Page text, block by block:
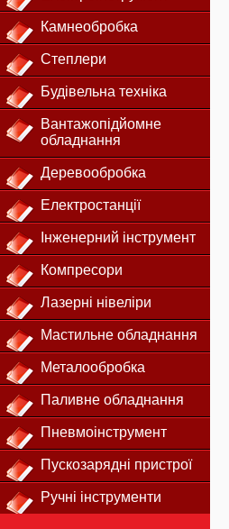
Камнеобробка
Степлери
Будівельна техніка
Вантажопідйомне
обладнання
Деревообробка
Електростанції
Інженерний інструмент
Компресори
Лазерні нівеліри
Мастильне обладнання
Металообробка
Паливне обладнання
Пневмоінструмент
Пускозарядні пристрої
Ручні інструменти